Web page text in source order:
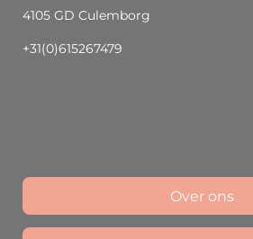
4105 GD Culemborg
+31(0)615267479
Over ons